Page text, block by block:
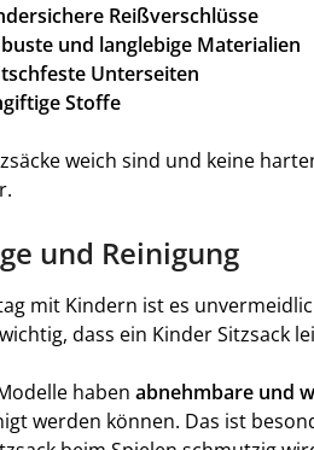
Reißverschlüsse
und langlebige Materialien
Unterseiten
Stoffe
weich sind und keine
und Reinigung
mit Kindern ist es
dass ein Kinder Sitzsack
haben abnehmbare und
werden können. Das ist